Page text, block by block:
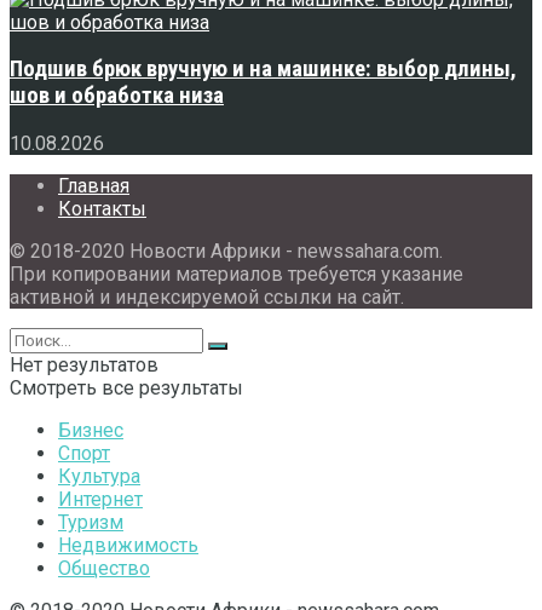
Подшив брюк вручную и на машинке: выбор длины,
шов и обработка низа
10.08.2026
Главная
Контакты
© 2018-2020 Новости Африки - newssahara.com.
При копировании материалов требуется указание
активной и индексируемой ссылки на сайт.
Нет результатов
Смотреть все результаты
Бизнес
Спорт
Культура
Интернет
Туризм
Недвижимость
Общество